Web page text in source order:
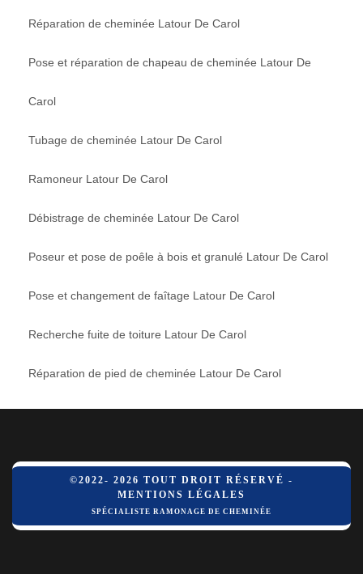
Réparation de cheminée Latour De Carol
Pose et réparation de chapeau de cheminée Latour De
Carol
Tubage de cheminée Latour De Carol
Ramoneur Latour De Carol
Débistrage de cheminée Latour De Carol
Poseur et pose de poêle à bois et granulé Latour De Carol
Pose et changement de faîtage Latour De Carol
Recherche fuite de toiture Latour De Carol
Réparation de pied de cheminée Latour De Carol
©2022- 2026 TOUT DROIT RÉSERVÉ -
MENTIONS LÉGALES
SPÉCIALISTE RAMONAGE DE CHEMINÉE